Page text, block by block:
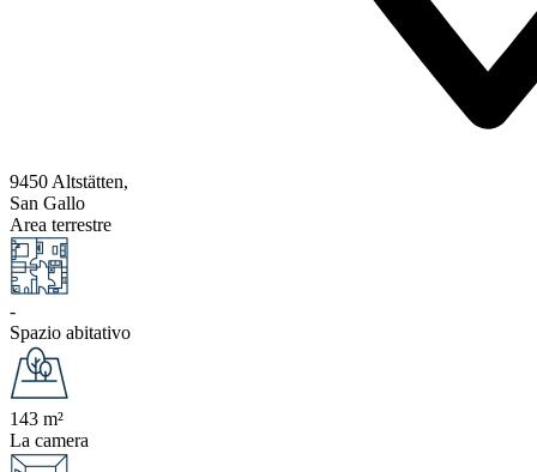
9450 Altstätten,
San Gallo
Area terrestre
-
Spazio abitativo
143 m²
La camera